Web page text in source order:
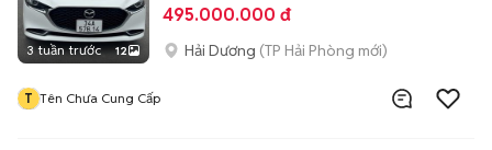
3 tuần trước 12
495.000.000 đ
Hải Dương (TP Hải Phòng mới)
T Tên Chưa Cung Cấp